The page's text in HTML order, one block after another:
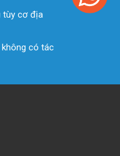
tùy cơ địa
không có tác